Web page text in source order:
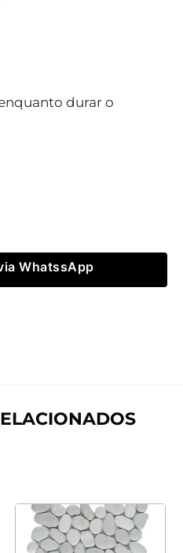
durar o
WhatssApp